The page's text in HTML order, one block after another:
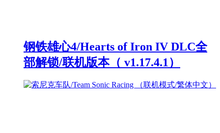
钢铁雄心4/Hearts of Iron IV DLC全
部解锁/联机版本（ v1.17.4.1）